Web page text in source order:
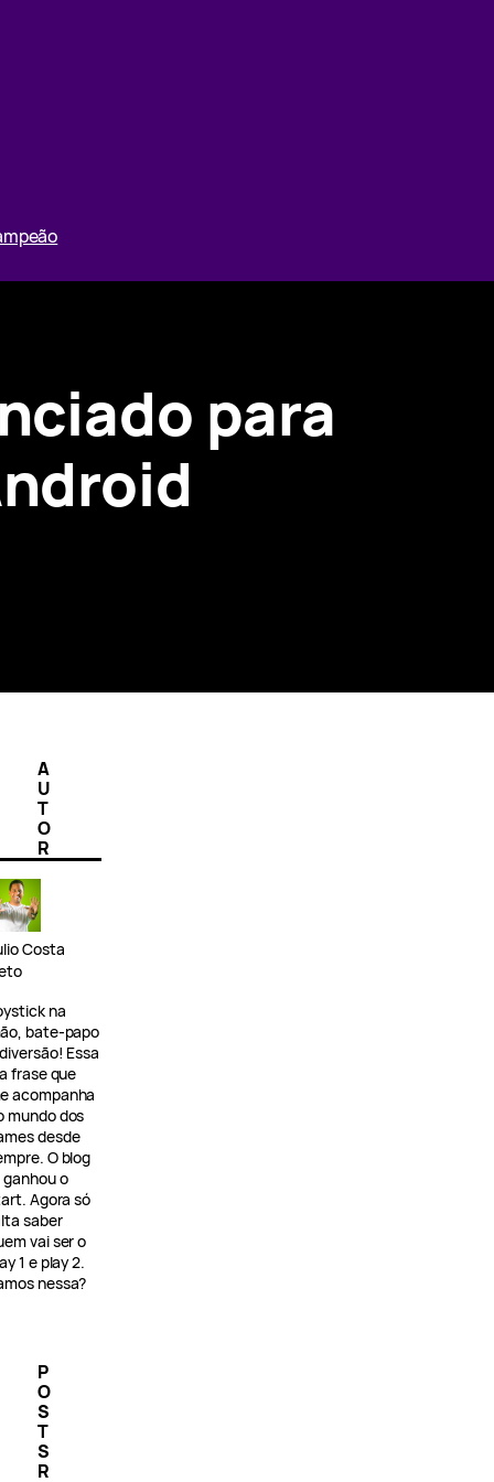
para
A
U
T
O
R
Costa
na
bate-papo
Essa
frase que
acompanha
mundo dos
desde
O blog
ganhou o
Agora só
saber
vai ser o
1 e play 2.
nessa?
P
O
S
T
S
R